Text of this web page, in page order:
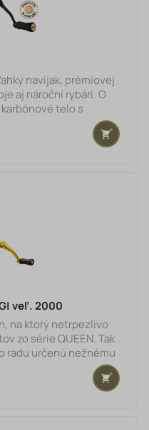
navijak, prémiovej
aj nároční rybári. O
telo s
Svojou kompaktnou
spoločníkom pri
pri love na plaváčik či
veľ. 2000
na ktorý netrpezlivo
zo série QUEEN. Tak
radu určenú nežnému
je nezameniteľný
však v tomto prípade
zlatými a čiernymi